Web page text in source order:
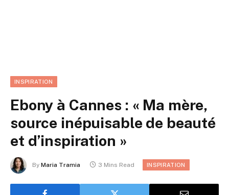
INSPIRATION
Ebony à Cannes : « Ma mère,
source inépuisable de beauté
et d’inspiration »
By Maria Tramia 3 Mins Read INSPIRATION